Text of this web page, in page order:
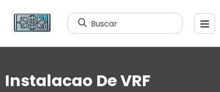
Buscar
Instalacao De VRF